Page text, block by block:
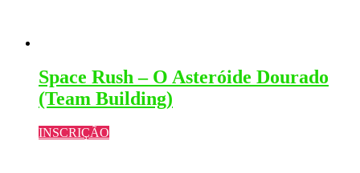
Space Rush – O Asteróide Dourado
(Team Building)
INSCRIÇÃO